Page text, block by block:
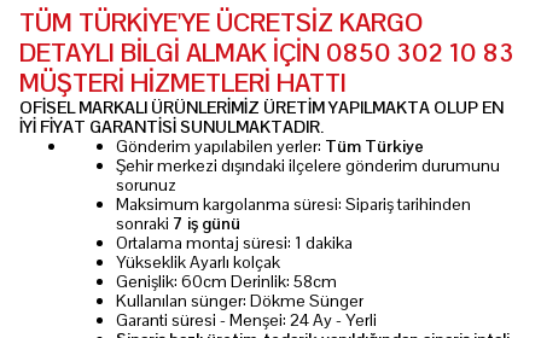
TÜM TÜRKİYE'YE ÜCRETSİZ KARGO
DETAYLI BİLGİ ALMAK İÇİN 0850 302 10 83
MÜŞTERİ HİZMETLERİ HATTI
OFİSEL MARKALI ÜRÜNLERİMİZ ÜRETİM YAPILMAKTA OLUP EN
İYİ FİYAT GARANTİSİ SUNULMAKTADIR.
Gönderim yapılabilen yerler: Tüm Türkiye
Şehir merkezi dışındaki ilçelere gönderim durumunu
sorunuz
Maksimum kargolanma süresi: Sipariş tarihinden
sonraki 7 iş günü
Ortalama montaj süresi: 1 dakika
Yükseklik Ayarlı kolçak
Genişlik: 60cm Derinlik: 58cm
Kullanılan sünger: Dökme Sünger
Garanti süresi - Menşei: 24 Ay - Yerli